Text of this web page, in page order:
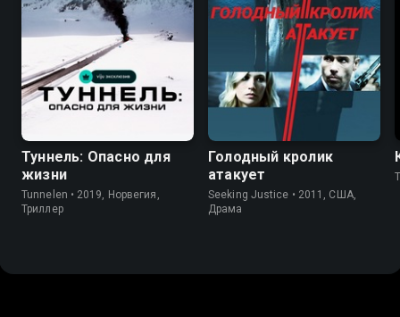
Туннель: Опасно для
жизни
Tunnelen • 2019, Норвегия,
Триллер
Голодный кролик
атакует
Seeking Justice • 2011, США,
Драма